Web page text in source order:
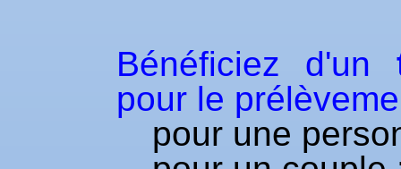
Bénéficiez d'un
pour le
pour une